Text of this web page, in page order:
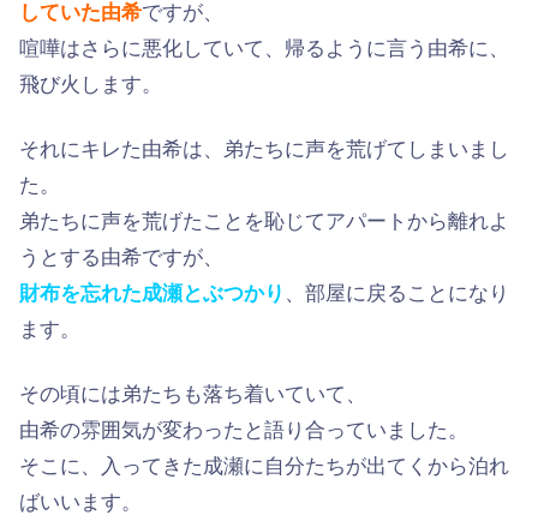
していた由希ですが、
喧嘩はさらに悪化していて、帰るように言う由希に、
飛び火します。
それにキレた由希は、弟たちに声を荒げてしまいまし
た。
弟たちに声を荒げたことを恥じてアパートから離れよ
うとする由希ですが、
財布を忘れた成瀬とぶつかり 、部屋に戻ることになり
ます。
その頃には弟たちも落ち着いていて、
由希の雰囲気が変わったと語り合っていました。
そこに、入ってきた成瀬に自分たちが出てくから泊れ
ばいいます。